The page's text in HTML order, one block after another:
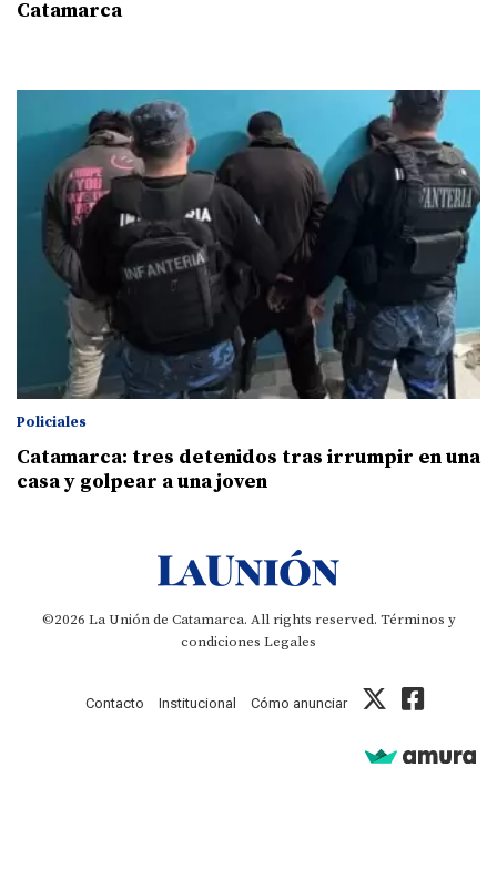
Catamarca
Policiales
Catamarca: tres detenidos tras irrumpir en una
casa y golpear a una joven
©2026 La Unión de Catamarca. All rights reserved. Términos y
condiciones Legales
Contacto Institucional Cómo anunciar